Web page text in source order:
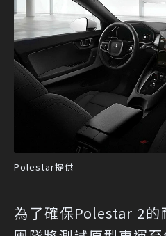
Polestar提供
為了確保Polestar 2